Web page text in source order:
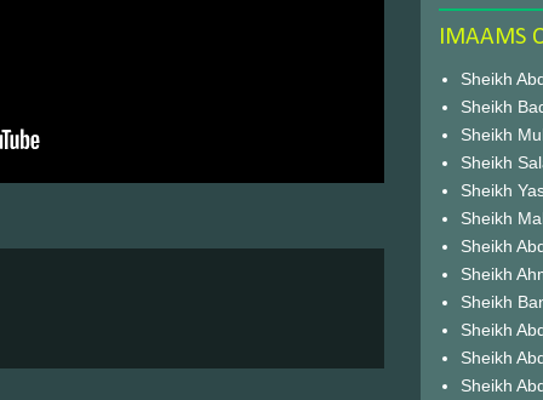
IMAAMS
Sheikh
Sheikh
Sheikh
Sheikh
Sheikh
Sheikh
Sheikh
Sheikh
Sheikh
Sheikh
Sheikh
Sheikh